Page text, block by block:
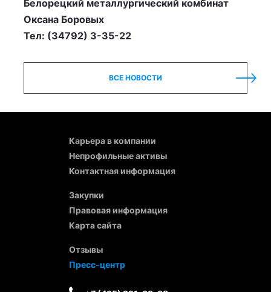
Белорецкий металлургический комбинат
Оксана Боровых
Тел: (34792) 3-35-22
ВСЕ НОВОСТИ
Карьера в компании
Непрофильные активы
Контактная информация
Закупки
Правовая информация
Карта сайта
Отзывы
Пресс-центр